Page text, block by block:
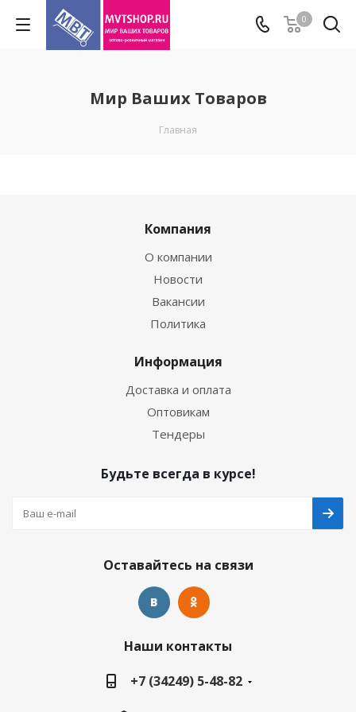
0
Мир Ваших Товаров
Главная
Компания
О компании
Новости
Вакансии
Политика
Информация
Доставка и оплата
Оптовикам
Тендеры
Будьте всегда в курсе!
Оставайтесь на связи
Наши контакты
+7 (34249) 5-48-82